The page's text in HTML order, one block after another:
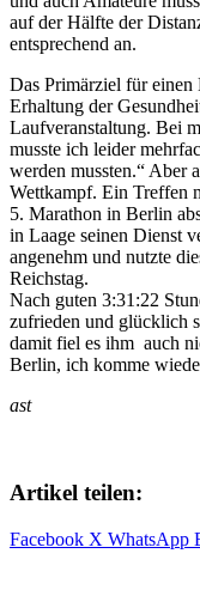
auf der Hälfte der
entsprechend an.
Das Primärziel für
Erhaltung der
Laufveranstaltung. Bei
musste ich leider
werden mussten.“ Aber
Wettkampf. Ein Treffen
5. Marathon in Berlin
in Laage seinen Dienst
angenehm und nutzte
Reichstag.
Nach guten 3:31:22
zufrieden und glücklich
damit fiel es ihm auch
Berlin, ich komme
ast
Artikel teilen:
Facebook X WhatsApp